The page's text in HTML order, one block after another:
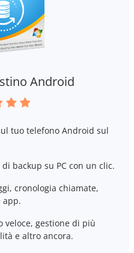
Android
tuo telefono Android sul
backup su PC con un clic.
cronologia chiamate,
app.
veloce, gestione di più
e altro ancora.